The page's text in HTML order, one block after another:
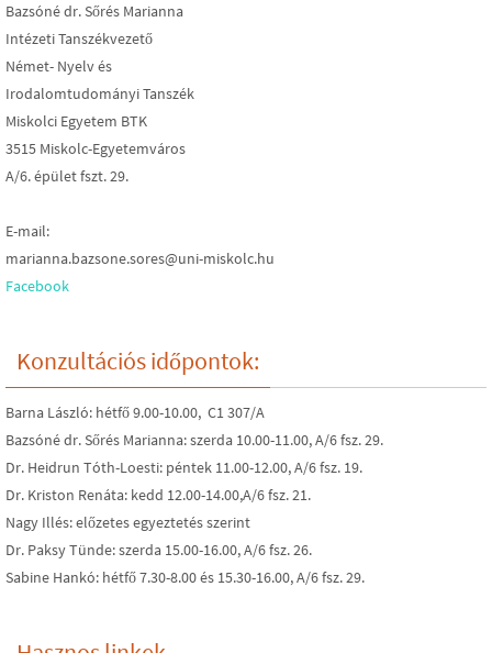
Bazsóné dr. Sőrés Marianna
Intézeti Tanszékvezető
Német- Nyelv és
Irodalomtudományi Tanszék
Miskolci Egyetem BTK
3515 Miskolc-Egyetemváros
A/6. épület fszt. 29.
E-mail:
marianna.bazsone.sores@uni-miskolc.hu
Facebook
Konzultációs időpontok:
Barna László: hétfő 9.00-10.00, C1 307/A
Bazsóné dr. Sőrés Marianna: szerda 10.00-11.00, A/6 fsz. 29.
Dr. Heidrun Tóth-Loesti: péntek 11.00-12.00, A/6 fsz. 19.
Dr. Kriston Renáta: kedd 12.00-14.00,A/6 fsz. 21.
Nagy Illés: előzetes egyeztetés szerint
Dr. Paksy Tünde: szerda 15.00-16.00, A/6 fsz. 26.
Sabine Hankó: hétfő 7.30-8.00 és 15.30-16.00, A/6 fsz. 29.